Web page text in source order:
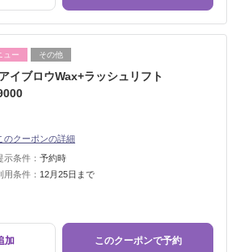
ュー その他
イブロウWax+ラッシュリフト
のクーポンの詳細
示条件： 予約時
用条件： 12月25日まで
加 このクーポンで予約